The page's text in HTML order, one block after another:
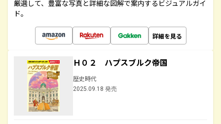
厳選して、豊富な写真と詳細な図解で案内するビジュアルガイ
ド。
詳細を見る
Ｈ０２ ハプスブルク帝国
歴史時代
2025.09.18 発売